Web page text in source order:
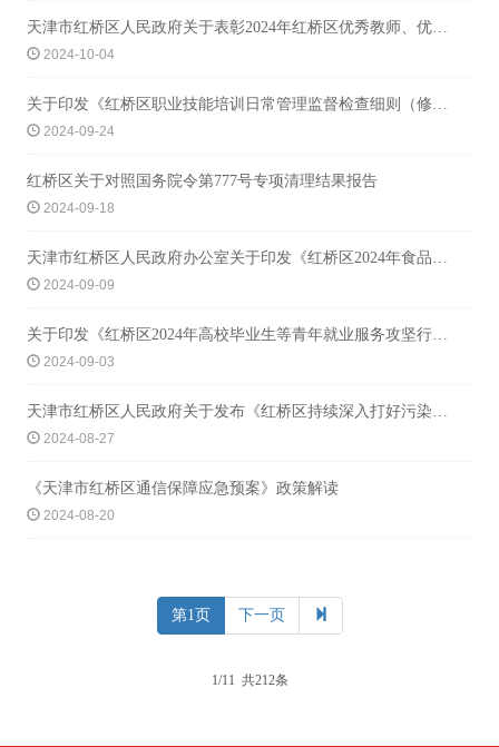
2024-10-04
2024-09-24
红桥区关于对照国务院令第777号专项清理结果报告
2024-09-18
2024-09-09
2024-09-03
2024-08-27
《天津市红桥区通信保障应急预案》政策解读
2024-08-20
第1页 下一页
1/11 共212条